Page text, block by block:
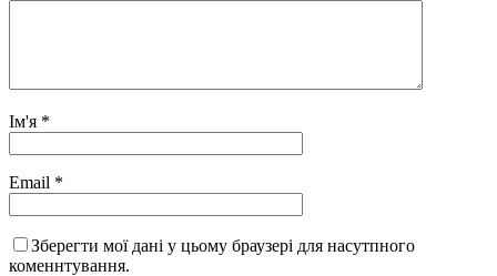
Ім'я *
Email *
Зберегти мої дані у цьому браузері для насутпного
коменнтування.